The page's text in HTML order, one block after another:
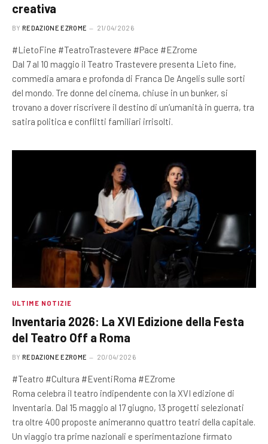
creativa
BY REDAZIONE EZROME 21/04/2026
#LietoFine #TeatroTrastevere #Pace #EZrome
Dal 7 al 10 maggio il Teatro Trastevere presenta Lieto fine,
commedia amara e profonda di Franca De Angelis sulle sorti
del mondo. Tre donne del cinema, chiuse in un bunker, si
trovano a dover riscrivere il destino di un’umanità in guerra, tra
satira politica e conflitti familiari irrisolti.
ULTIME NOTIZIE
Inventaria 2026: La XVI Edizione della Festa
del Teatro Off a Roma
BY REDAZIONE EZROME 20/04/2026
#Teatro #Cultura #EventiRoma #EZrome
Roma celebra il teatro indipendente con la XVI edizione di
Inventaria. Dal 15 maggio al 17 giugno, 13 progetti selezionati
tra oltre 400 proposte animeranno quattro teatri della capitale.
Un viaggio tra prime nazionali e sperimentazione firmato